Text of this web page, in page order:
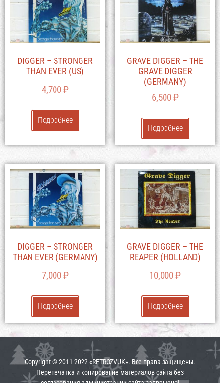
DIGGER – STRONGER
THAN EVER (US)
4,700₽
Подробнее
GRAVE DIGGER – THE
GRAVE DIGGER
(GERMANY)
6,500₽
Подробнее
DIGGER – STRONGER
THAN EVER (GERMANY)
7,000₽
Подробнее
GRAVE DIGGER – THE
REAPER (HOLLAND)
10,000₽
Подробнее
Copyright © 2011-2022 «RETROZVUK». Все права защищены.
Перепечатка и копирование материалов сайта без